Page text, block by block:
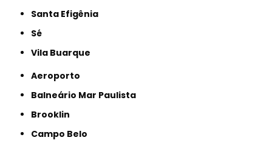
Santa Efigênia
Sé
Vila Buarque
Aeroporto
Balneário Mar Paulista
Brooklin
Campo Belo